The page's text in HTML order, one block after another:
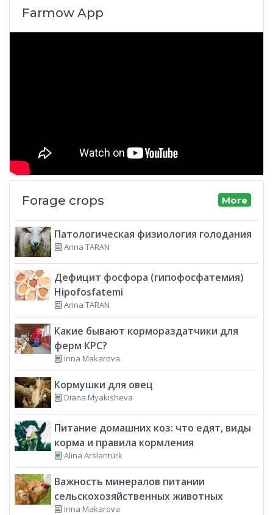
Farmow App
Forage crops More
Патологическая физиология голодания
Arina TARAN
Дефицит фосфора (гипофосфатемия)
Hipofosfatemi
Arina TARAN
Какие бывают кормораздатчики для
ферм КРС?
Irina Makarova
Кормушки для овец
Diana Myakisheva
Питание домашних коз: что едят, виды
корма и правила кормления
Alina Arslantürk
Важность минералов питании
сельскохозяйственных животных
Irina Makarova